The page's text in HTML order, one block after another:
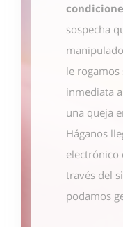
sospecha
le rogamos
inmediata
una queja
Háganos
electrónico
través del
podamos